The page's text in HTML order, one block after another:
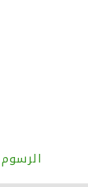
الرسوم